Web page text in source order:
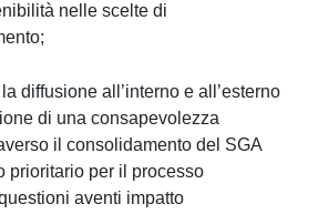
nelle scelte di
la diffusione all’interno e all’esterno
di una consapevolezza
il consolidamento del SGA
prioritario per il processo
aventi impatto